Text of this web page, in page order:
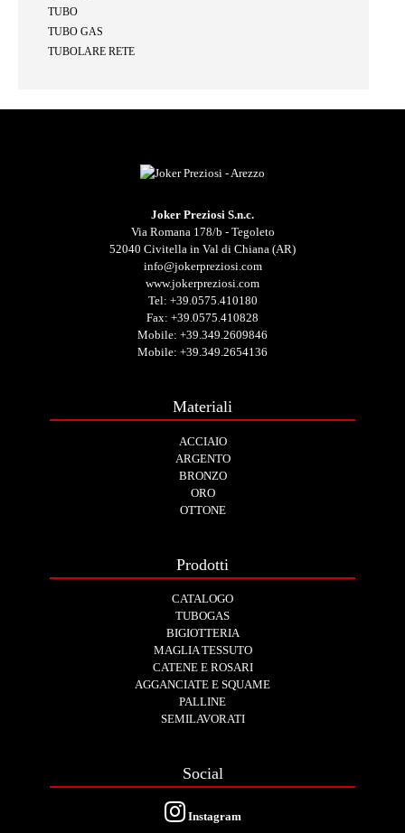
TUBO
TUBO GAS
TUBOLARE RETE
Joker Preziosi S.n.c.
Via Romana 178/b - Tegoleto
52040 Civitella in Val di Chiana (AR)
info@jokerpreziosi.com
www.jokerpreziosi.com
Tel: +39.0575.410180
Fax: +39.0575.410828
Mobile: +39.349.2609846
Mobile: +39.349.2654136
Materiali
ACCIAIO
ARGENTO
BRONZO
ORO
OTTONE
Prodotti
CATALOGO
TUBOGAS
BIGIOTTERIA
MAGLIA TESSUTO
CATENE E ROSARI
AGGANCIATE E SQUAME
PALLINE
SEMILAVORATI
Social
Instagram